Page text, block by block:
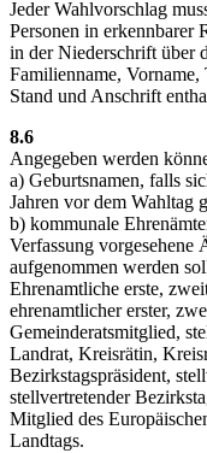
Jeder Wahlvorschlag
Personen in erkennbarer
in der Niederschrift über
Familienname,
Stand und Anschrift
8.6
Angegeben werden
a) Geburtsnamen, falls
Jahren vor dem Wahltag
b) kommunale
Verfassung vorgesehene
aufgenommen werden
Ehrenamtliche erste,
ehrenamtlicher erster,
Gemeinderatsmitglied,
Landrat, Kreisrätin,
Bezirkstagspräsident,
stellvertretender
Mitglied des
Landtags.